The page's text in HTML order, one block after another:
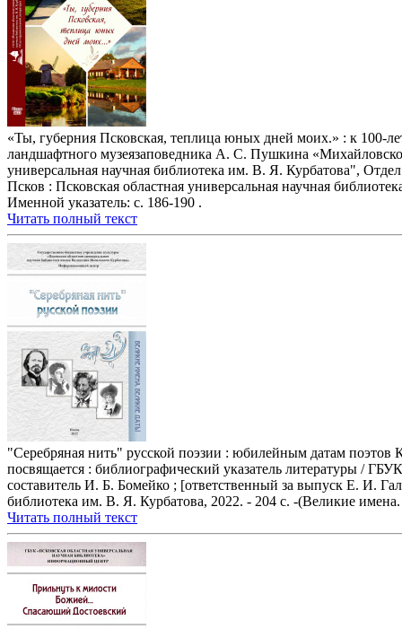
«Ты, губерния Псковская, теплица юных дней моих.» : к 100-
ландшафтного музеязаповедника А. С. Пушкина
универсальная научная библиотека им. В. Я. Курбатова",
Псков : Псковская областная универсальная научная
Именной указатель: с. 186-190 .
Читать полный текст
"Серебряная нить" русской поэзии : юбилейным датам
посвящается : библиографический указатель литературы /
составитель И. Б. Бомейко ; [ответственный за выпуск Е. И.
библиотека им. В. Я. Курбатова, 2022. - 204 c. -(Великие
Читать полный текст